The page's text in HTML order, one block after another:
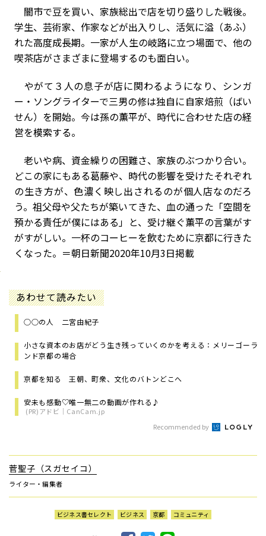
闇市で豆を買い、家族総出で店を切り盛りした戦後。
学生、芸術家、作家などが出入りし、活気に溢（あふ）
れた高度成長期。一家が人生の岐路に立つ場面で、他の
喫茶店がさまざまに登場するのも面白い。
やがて３人の息子が店に関わるようになり、シンガ
ー・ソングライターで三男の修は独自に自家焙煎（ばい
せん）を開始。今は孫の薫平が、時代に合わせた店の経
営を模索する。
老いや病、資金繰りの困難さ、家族のぶつかり合い。
どこの家にもある葛藤や、時代の影響を受けたそれぞれ
の生き方が、色濃く映し出されるのが個人店なのだろ
う。祖父母や父たちが築いてきた、血の通った「空間を
預かる責任が僕にはある」と、受け継ぐ薫平の言葉がす
がすがしい。一杯のコーヒーを飲むために京都に行きた
くなった。＝朝日新聞2020年10月3日掲載
あわせて読みたい
○○の人 二宮由紀子
小さな資本のお店がどう生き残っていくのかを考える：メリーゴーラ
ンド京都の場合
京都を知る 王朝、町衆、文化のバトンどこへ
安未も感動♡唯一無二の動画が作れる♪
(PR)アドビ｜CanCam.jp
Recommended by
菅聖子（スガセイコ）
ライター・編集者
ビジネス書セレクト ビジネス 京都 コミュニティ